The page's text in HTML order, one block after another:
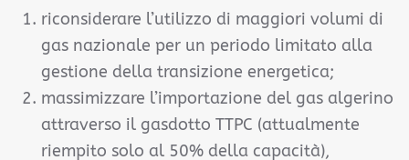
riconsiderare l’utilizzo di maggiori volumi di
gas nazionale per un periodo limitato alla
gestione della transizione energetica;
massimizzare l’importazione del gas algerino
attraverso il gasdotto TTPC (attualmente
riempito solo al 50% della capacità),